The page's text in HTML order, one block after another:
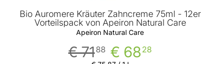
Bio Auromere Kräuter Zahncreme 75ml - 12er
Vorteilspack von Apeiron Natural Care
Apeiron Natural Care
€ 6828
€ 7188